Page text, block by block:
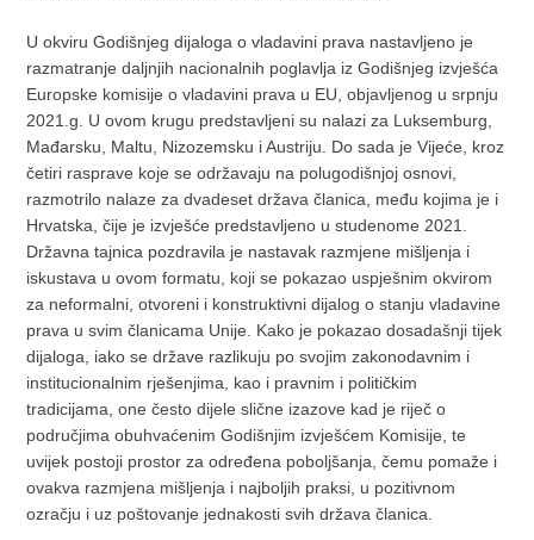
U okviru Godišnjeg dijaloga o vladavini prava nastavljeno je
razmatranje daljnjih nacionalnih poglavlja iz Godišnjeg izvješća
Europske komisije o vladavini prava u EU, objavljenog u srpnju
2021.g. U ovom krugu predstavljeni su nalazi za Luksemburg,
Mađarsku, Maltu, Nizozemsku i Austriju. Do sada je Vijeće, kroz
četiri rasprave koje se održavaju na polugodišnjoj osnovi,
razmotrilo nalaze za dvadeset država članica, među kojima je i
Hrvatska, čije je izvješće predstavljeno u studenome 2021.
Državna tajnica pozdravila je nastavak razmjene mišljenja i
iskustava u ovom formatu, koji se pokazao uspješnim okvirom
za neformalni, otvoreni i konstruktivni dijalog o stanju vladavine
prava u svim članicama Unije. Kako je pokazao dosadašnji tijek
dijaloga, iako se države razlikuju po svojim zakonodavnim i
institucionalnim rješenjima, kao i pravnim i političkim
tradicijama, one često dijele slične izazove kad je riječ o
područjima obuhvaćenim Godišnjim izvješćem Komisije, te
uvijek postoji prostor za određena poboljšanja, čemu pomaže i
ovakva razmjena mišljenja i najboljih praksi, u pozitivnom
ozračju i uz poštovanje jednakosti svih država članica.